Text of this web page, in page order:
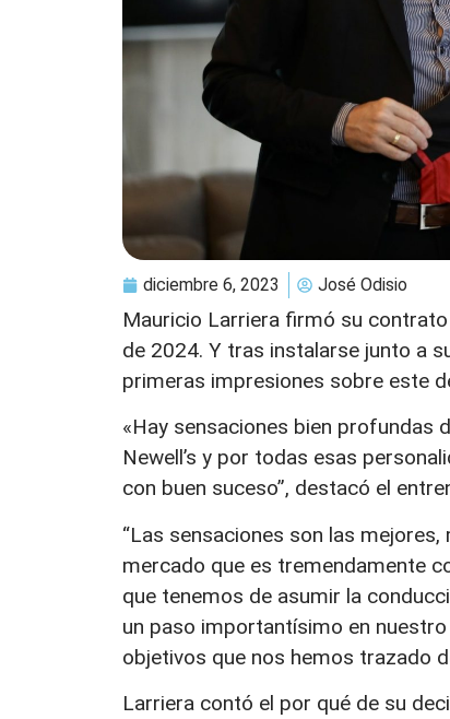
diciembre 6, 2023 José Odisio
Mauricio Larriera firmó su
de 2024. Y tras instalarse junto a
primeras impresiones sobre este
«Hay sensaciones bien profundas
Newell’s y por todas esas
con buen suceso”, destacó el
“Las sensaciones son las
mercado que es tremendamente
que tenemos de asumir la
un paso importantísimo en
objetivos que nos hemos trazado
Larriera contó el por qué de su